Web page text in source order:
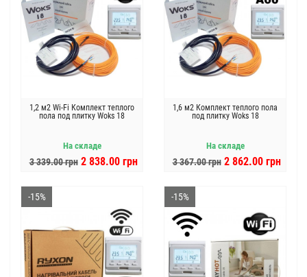
1,2 м2 Wi-Fi Комплект теплого
пола под плитку Woks 18
На складе
3 339.00 грн 2 838.00 грн
1,6 м2 Комплект теплого пола
под плитку Woks 18
На складе
3 367.00 грн 2 862.00 грн
-15% -15%